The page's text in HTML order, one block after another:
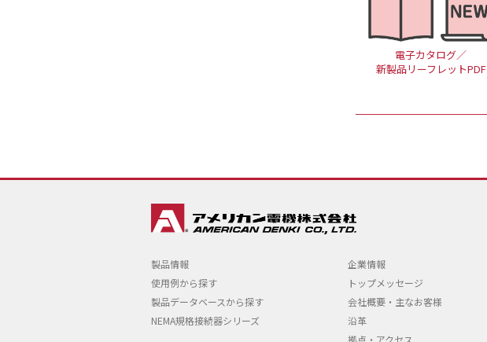
電子カタログ／
新製品リーフレットPDF
製品情報
使用例から探す
製品データベースから探す
NEMA規格接続器シリーズ
企業情報
トップメッセージ
会社概要・主なお客様
沿革
拠点・アクセス